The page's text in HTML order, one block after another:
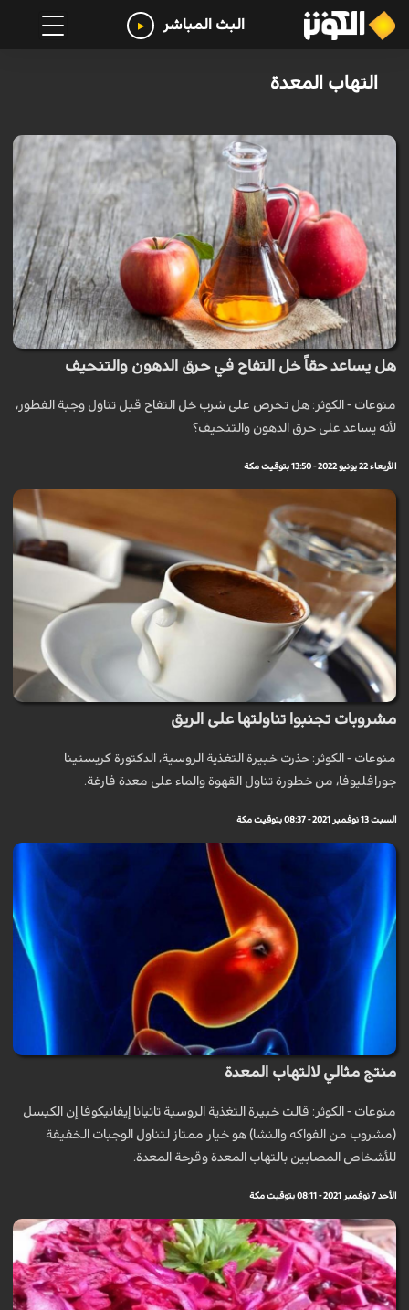
البث المباشر
التهاب المعدة
هل يساعد حقاً خل التفاح في حرق الدهون والتنحيف
منوعات - الكوثر: هل تحرص على شرب خل التفاح قبل تناول وجبة الفطور،
لأنه يساعد على حرق الدهون والتنحيف؟
الأربعاء 22 يونيو 2022 - 13:50 بتوقيت مكة
مشروبات تجنبوا تناولتها على الريق
منوعات - الكوثر: حذرت خبيرة التغذية الروسية، الدكتورة كريستينا
جورافليوفا، من خطورة تناول القهوة والماء على معدة فارغة.
السبت 13 نوفمبر 2021 - 08:37 بتوقيت مكة
منتج مثالي لالتهاب المعدة
منوعات - الكوثر: قالت خبيرة التغذية الروسية تاتيانا إيفانيكوفا إن الكيسل
(مشروب من الفواكه والنشا) هو خيار ممتاز لتناول الوجبات الخفيفة
للأشخاص المصابين بالتهاب المعدة وقرحة المعدة.
الأحد 7 نوفمبر 2021 - 08:11 بتوقيت مكة